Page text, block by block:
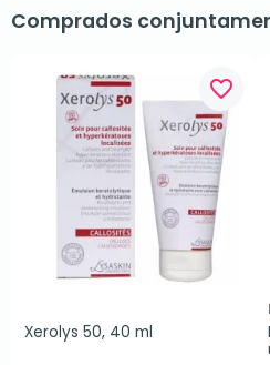
Comprados
favorite_border
Xerolys 50, 40 ml